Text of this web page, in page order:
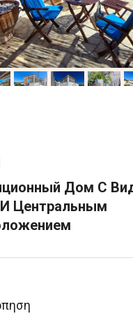
Дом С
Центральным